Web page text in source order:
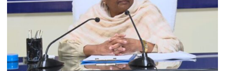
ध्वस्त,
तीन
से
23
आरोपी